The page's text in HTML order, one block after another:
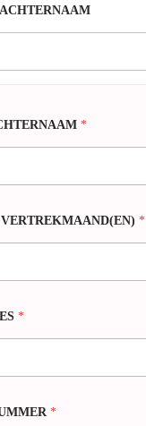
*
VERTREKMAAND(EN)*
*
*